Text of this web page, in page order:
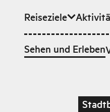
Zum Hauptinhalt
Reiseziele
Sehen und Erleben